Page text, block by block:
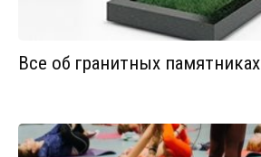
Все об гранитных памятниках